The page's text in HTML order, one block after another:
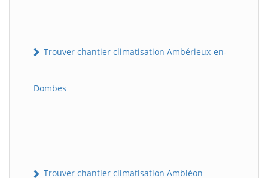
Trouver chantier climatisation Ambérieux-en-
Dombes
Trouver chantier climatisation Ambléon